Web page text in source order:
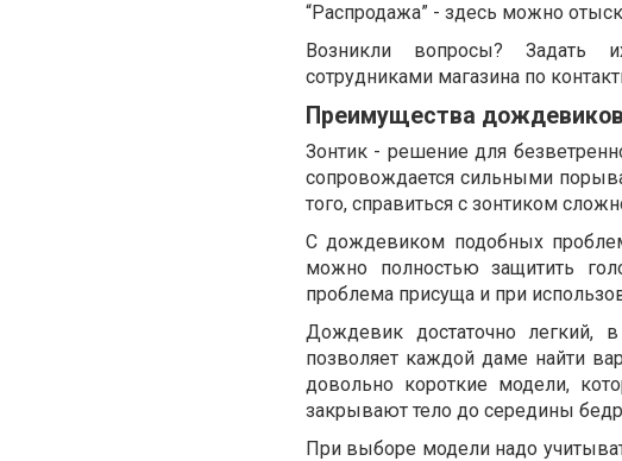
“Распродажа” - здесь можно
Возникли вопросы? Задать
сотрудниками магазина по
Преимущества дождевиков
Зонтик - решение для
сопровождается сильными
того, справиться с зонтиком
С дождевиком подобных
можно полностью защитить
проблема присуща и при
Дождевик достаточно легкий,
позволяет каждой даме найти
довольно короткие модели,
закрывают тело до середины
При выборе модели надо